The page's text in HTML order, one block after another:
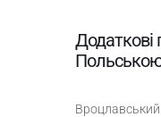
Додаткові
Вроцлавський